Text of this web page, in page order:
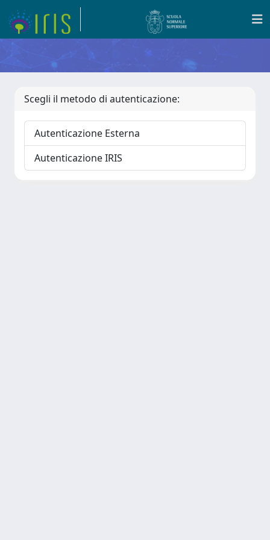
Scegli il metodo di autenticazione:
Autenticazione Esterna
Autenticazione IRIS